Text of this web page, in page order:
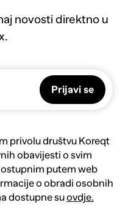
novosti direktno u
Prijavi se
privolu društvu Koreqt
obavijesti o svim
putem web
o obradi osobnih
dostupne suovdje.